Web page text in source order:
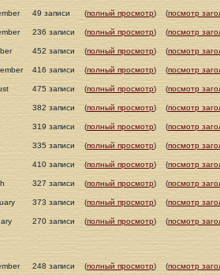
49 записи (полный просмотр) (посмотр
236 записи (полный просмотр) (посмотр
452 записи (полный просмотр) (посмотр
416 записи (полный просмотр) (посмотр
475 записи (полный просмотр) (посмотр
382 записи (полный просмотр) (посмотр
319 записи (полный просмотр) (посмотр
335 записи (полный просмотр) (посмотр
410 записи (полный просмотр) (посмотр
327 записи (полный просмотр) (посмотр
373 записи (полный просмотр) (посмотр
270 записи (полный просмотр) (посмотр
248 записи (полный просмотр) (посмотр